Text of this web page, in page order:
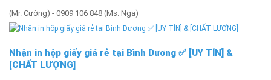
(Mr. Cường) - 0909 106 848 (Ms. Nga)
Nhận in hộp giấy giá rẻ tại Bình Dương ✅ [UY TÍN] &
[CHẤT LƯỢNG]